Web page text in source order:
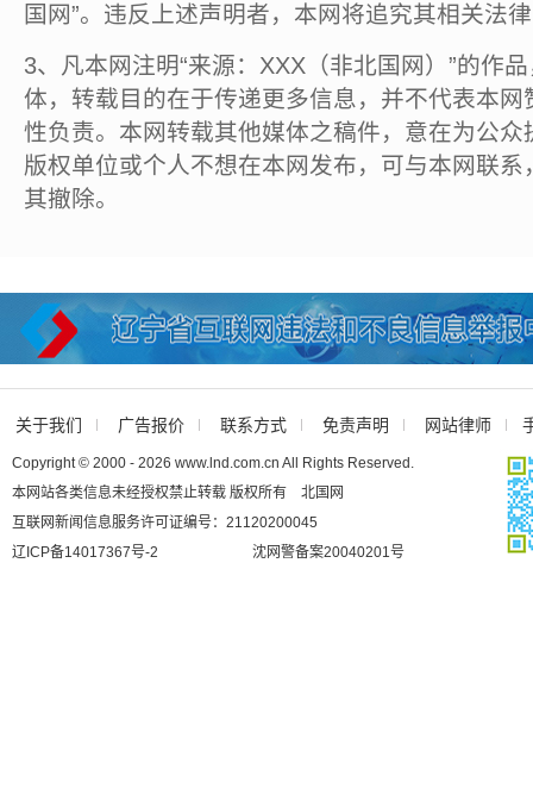
国网”。违反上述声明者，本网将追究其相关法
3、凡本网注明“来源：XXX（非北国网）”的作
体，转载目的在于传递更多信息，并不代表本
性负责。本网转载其他媒体之稿件，意在为公
版权单位或个人不想在本网发布，可与本网联
其撤除。
关于我们 广告报价 联系方式 免责声明 网站律师
Copyright © 2000 - 2026 www.lnd.com.cn All Rights Reserved.
本网站各类信息未经授权禁止转载 版权所有 北国网
互联网新闻信息服务许可证编号：21120200045
辽ICP备14017367号-2
沈网警备案20040201号